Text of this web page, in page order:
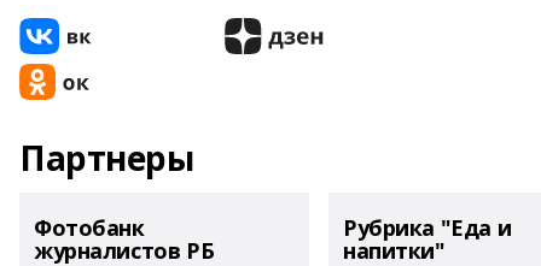
Партнеры
Фотобанк
журналистов РБ
Рубрика "Еда и
напитки"